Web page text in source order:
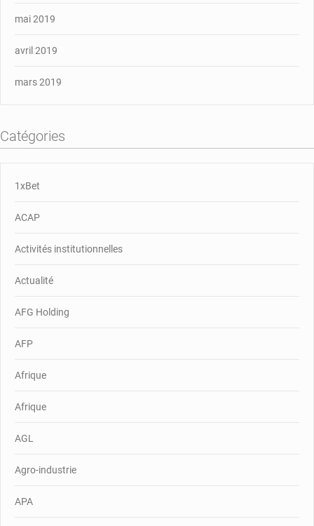
mai 2019
avril 2019
mars 2019
Catégories
1xBet
ACAP
Activités institutionnelles
Actualité
AFG Holding
AFP
Afrique
Afrique
AGL
Agro-industrie
APA